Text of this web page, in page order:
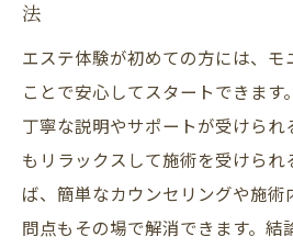
法
エステ体験が初めての方には、モ
ことで安心してスタートできます
丁寧な説明やサポートが受けら
もリラックスして施術を受けられ
ば、簡単なカウンセリングや施術
問点もその場で解消できます。結